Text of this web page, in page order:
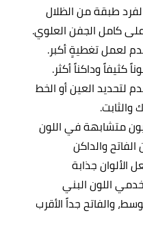
طبقة من الظلال
كامل الجفن العلوي.
لعمل تغطيةٍ أكبر.
كثيفاً وداكناً أكثر.
لتحديد العين أو الخط
والثابت.
متشابهة في اللون
والداكن
الألوان جذابة
اللون البني
والفاتح جداً الأقرب